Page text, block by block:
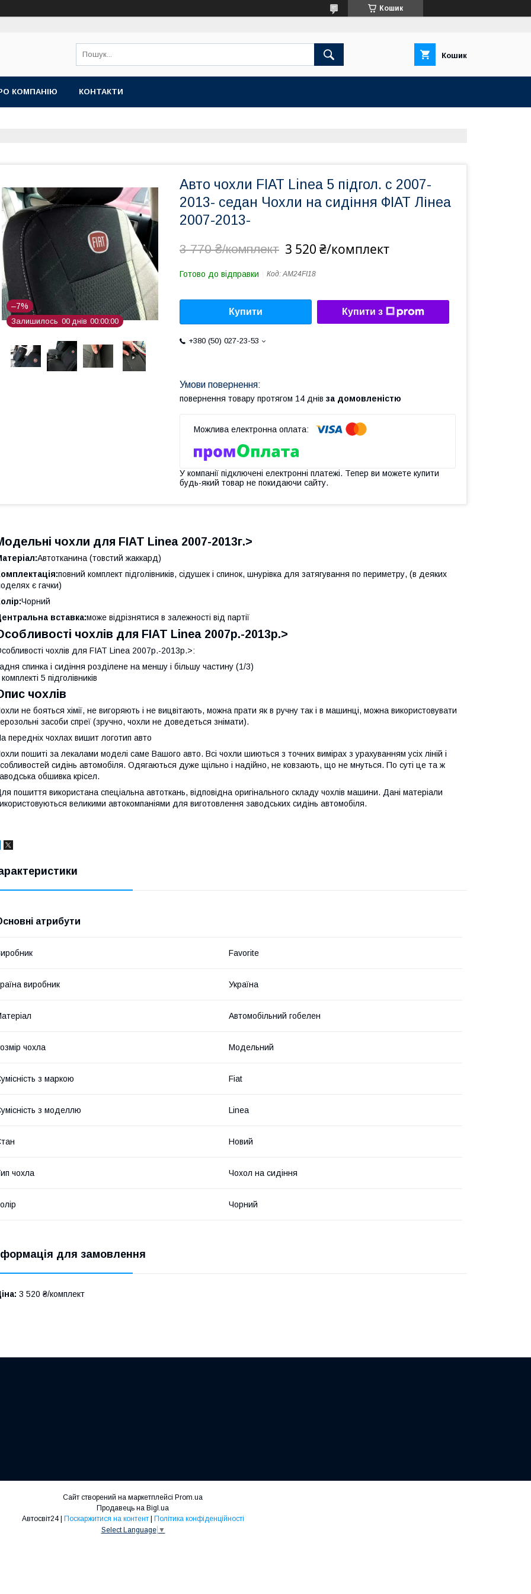
Кошик
Кошик
КОМПАНІЮ КОНТАКТИ
–7%
Залишилось 00 днів 00 00 00
Авто чохли FIAT Linea 5 підгол. с 2007-
2013- седан Чохли на сидіння ФІАТ Лінеа
2007-2013-
3 770 ₴/комплект 3 520 ₴/комплект
Готово до відправки Код:AM24FI18
Купити Купити з
+380 (50) 027-23-53
повернення товару протягом 14 днів за домовленістю
У компанії підключені електронні платежі. Тепер ви можете купити
будь-який товар не покидаючи сайту.
чохли для FIAT Linea 2007-2013г.>
Автотканина (товстий жаккард)
повний комплект підголівників, сідушек і спинок, шнурівка для затягування по периметру, (в деяких
є гачки)
Чорний
вставка:може відрізнятися в залежності від партії
чохлів для FIAT Linea 2007р.-2013р.>
чохлів для FIAT Linea 2007р.-2013р.>:
спинка і сидіння розділене на меншу і більшу частину (1/3)
5 підголівників
чохлів
не бояться хімії, не вигоряють і не вицвітають, можна прати як в ручну так і в машинці, можна використовувати
засоби спреї (зручно, чохли не доведеться знімати).
передніх чохлах вишит логотип авто
пошиті за лекалами моделі саме Вашого авто. Всі чохли шиються з точних вимірах з урахуванням усіх ліній і
сидінь автомобіля. Одягаються дуже щільно і надійно, не ковзають, що не мнуться. По суті це та ж
обшивка крісел.
пошиття використана спеціальна автоткань, відповідна оригінального складу чохлів машини. Дані матеріали
великими автокомпаніями для виготовлення заводських сидінь автомобіля.
атрибути
Favorite
виробник Україна
Автомобільний гобелен
чохла Модельний
з маркою Fiat
з моделлю Linea
Новий
чохла Чохол на сидіння
Чорний
для замовлення
3 520 ₴/комплект
Сайт створений на маркетплейсі Prom.ua
Продавець на Bigl.ua
Поскаржитися на контент
Політика конфіденційності
Select Language ▼